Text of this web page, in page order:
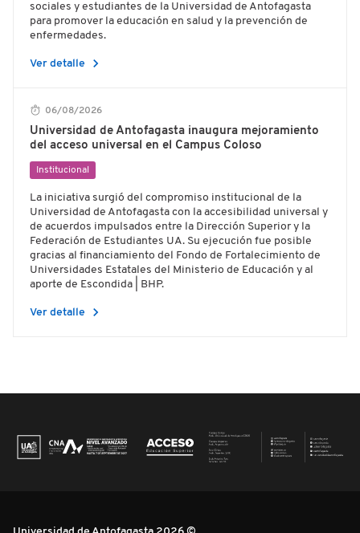
sociales y estudiantes de la Universidad de Antofagasta
para promover la educación en salud y la prevención de
enfermedades.
Ver detalle chevron_right
06/08/2026
Universidad de Antofagasta inaugura mejoramiento
del acceso universal en el Campus Coloso
Institucional
La iniciativa surgió del compromiso institucional de la
Universidad de Antofagasta con la accesibilidad universal y
de acuerdos impulsados entre la Dirección Superior y la
Federación de Estudiantes UA. Su ejecución fue posible
gracias al financiamiento del Fondo de Fortalecimiento de
Universidades Estatales del Ministerio de Educación y al
aporte de Escondida | BHP.
Ver detalle chevron_right